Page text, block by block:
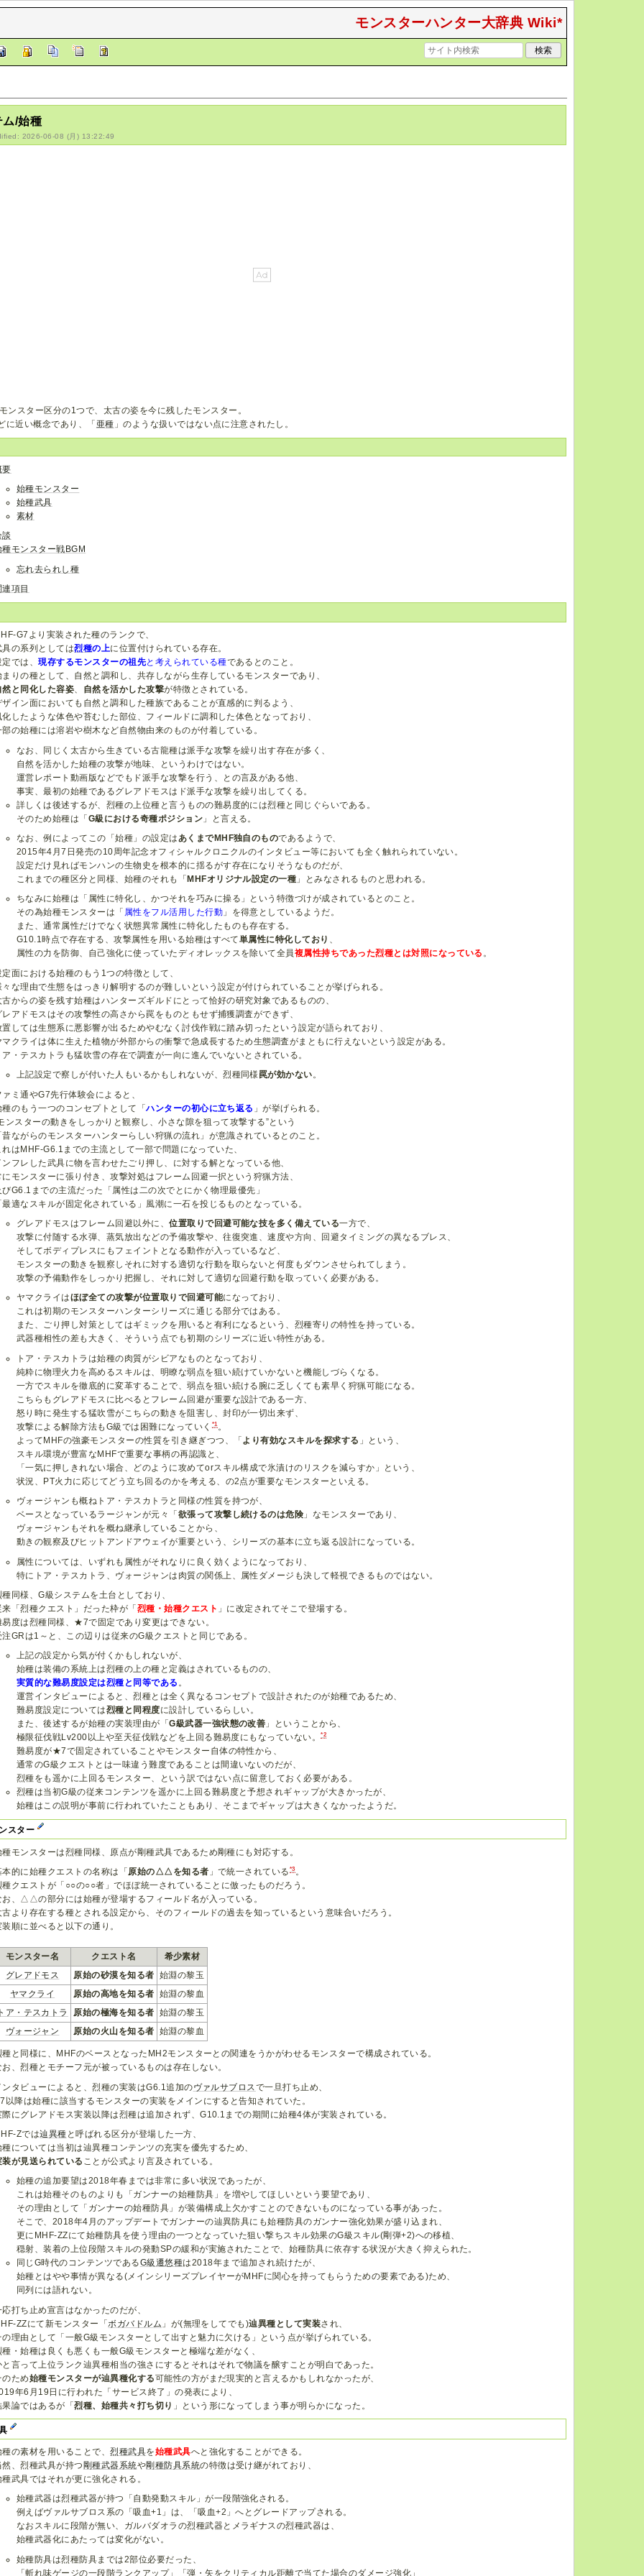
モンスターハンター大辞典 Wiki*
ム/始種
2026-06-08 (月) 13:22:49
ンスター区分の1つで、太古の姿を今に残したモンスター。
に近い概念であり、「 亜種 」のような扱いではない点に注意されたし。
要
始種モンスター
始種武具
素材
談
種モンスター戦BGM
忘れ去られし種
連項目
G7より実装された種のランクで、
具の系列としては烈種の上に位置付けられている存在。
定では、現存するモンスターの祖先と考えられている種であるとのこと。
まりの種として、自然と調和し、共存しながら生存しているモンスターであり、
然と同化した容姿、 自然を活かした攻撃が特徴とされている。
ザイン面においても自然と調和した種族であることが直感的に判るよう、
化したような体色や苔むした部位、フィールドに調和した体色となっており、
部の始種には溶岩や樹木など自然物由来のものが付着している。
なお、同じく太古から生きている古龍種は派手な攻撃を繰り出す存在が多く、
自然を活かした始種の攻撃が地味、というわけではない。
運営レポート動画版などでもド派手な攻撃を行う、との言及がある他、
事実、最初の始種であるグレアドモスはド派手な攻撃を繰り出してくる。
詳しくは後述するが、烈種の上位種と言うものの難易度的には烈種と同じぐらいである。
そのため始種は「G級における奇種ポジション 」と言える。
なお、例によってこの「始種」の設定はあくまでMHF独自のものであるようで、
2015年4月7日発売の10周年記念オフィシャルクロニクルのインタビュー等においても全く触れられていない。
設定だけ見ればモンハンの生物史を根本的に揺るがす存在になりそうなものだが、
これまでの種区分と同様、始種のそれも「 MHFオリジナル設定の一種 」とみなされるものと思われる。
ちなみに始種は「属性に特化し、かつそれを巧みに操る」という特徴づけが成されているとのこと。
その為始種モンスターは「 属性をフル活用した行動 」を得意としているようだ。
また、通常属性だけでなく状態異常属性に特化したものも存在する。
G10.1時点で存在する、攻撃属性を用いる始種はすべて単属性に特化しており 、
属性の力を防御、自己強化に使っていたディオレックスを除いて全員複属性持ちであった烈種とは対照になっている 。
定面における始種のもう1つの特徴として、
々な理由で生態をはっきり解明するのが難しいという設定が付けられていることが挙げられる。
古からの姿を残す始種はハンターズギルドにとって恰好の研究対象であるものの、
レアドモスはその攻撃性の高さから罠をものともせず捕獲調査ができず、
置しては生態系に悪影響が出るためやむなく討伐作戦に踏み切ったという設定が語られており、
マクライは体に生えた植物が外部からの衝撃で急成長するため生態調査がまともに行えないという設定がある。
ア・テスカトラも猛吹雪の存在で調査が一向に進んでいないとされている。
上記設定で察しが付いた人もいるかもしれないが、烈種同様 罠が効かない。
ァミ通やG7先行体験会によると、
種のもう一つのコンセプトとして「ハンターの初心に立ち返る 」が挙げられる。
ンスターの動きをしっかりと観察し、小さな隙を狙って攻撃する”という
昔ながらのモンスターハンターらしい狩猟の流れ」が意識されているとのこと。
れはMHF-G6.1までの主流として一部で問題になっていた、
ンフレした武具に物を言わせたごり押し、に対する解となっている他、
にモンスターに張り付き、攻撃対処はフレーム回避一択という狩猟方法、
びG6.1までの主流だった「属性は二の次でとにかく物理最優先」
最適なスキルが固定化されている」風潮に一石を投じるものとなっている。
グレアドモスはフレーム回避以外に、位置取りで回避可能な技を多く備えている一方で、
攻撃に付随する水弾、蒸気放出などの予備攻撃や、往復突進、速度や方向、回避タイミングの異なるブレス、
そしてボディプレスにもフェイントとなる動作が入っているなど、
モンスターの動きを観察しそれに対する適切な行動を取らないと何度もダウンさせられてしまう。
攻撃の予備動作をしっかり把握し、それに対して適切な回避行動を取っていく必要がある。
ヤマクライはほぼ全ての攻撃が位置取りで回避可能になっており、
これは初期のモンスターハンターシリーズに通じる部分ではある。
また、ごり押し対策としてはギミックを用いると有利になるという、烈種寄りの特性を持っている。
武器種相性の差も大きく、そういう点でも初期のシリーズに近い特性がある。
トア・テスカトラは始種の肉質がシビアなものとなっており、
純粋に物理火力を高めるスキルは、明瞭な弱点を狙い続けていかないと機能しづらくなる。
一方でスキルを徹底的に変革することで、弱点を狙い続ける腕に乏しくても素早く狩猟可能になる。
こちらもグレアドモスに比べるとフレーム回避が重要な設計である一方、
怒り時に発生する猛吹雪がこちらの動きを阻害し、封印が一切出来ず、
攻撃による解除方法もG級では困難になっていく *1 。
よってMHFの強豪モンスターの性質を引き継ぎつつ、「 より有効なスキルを探求する 」という、
スキル環境が豊富なMHFで重要な事柄の再認識と、
「一気に押しきれない場合、どのように攻めてorスキル構成で氷漬けのリスクを減らすか」という、
状況、PT火力に応じてどう立ち回るのかを考える、の2点が重要なモンスターといえる。
ヴォージャンも概ねトア・テスカトラと同様の性質を持つが、
ベースとなっているラージャンが元々「 欲張って攻撃し続けるのは危険 」なモンスターであり、
ヴォージャンもそれを概ね継承していることから、
動きの観察及びヒットアンドアウェイが重要という、シリーズの基本に立ち返る設計になっている。
属性については、いずれも属性がそれなりに良く効くようになっており、
特にトア・テスカトラ、ヴォージャンは肉質の関係上、属性ダメージも決して軽視できるものではない。
種同様、G級システムを土台としており、
来「烈種クエスト」だった枠が「 烈種・始種クエスト 」に改定されてそこで登場する。
易度は烈種同様、★7で固定であり変更はできない。
注GRは1～と、この辺りは従来のG級クエストと同じである。
上記の設定から気が付くかもしれないが、
始種は装備の系統上は烈種の上の種と定義はされているものの、
実質的な難易度設定は烈種と同等である 。
運営インタビューによると、烈種とは全く異なるコンセプトで設計されたのが始種であるため、
難易度設定については烈種と同程度に設計しているらしい。
また、後述するが始種の実装理由が「G級武器一強状態の改善 」ということから、
極限征伐戦Lv200以上や至天征伐戦などを上回る難易度にもなっていない。*2
難易度が★7で固定されていることやモンスター自体の特性から、
通常のG級クエストとは一味違う難度であることは間違いないのだが、
烈種をも遥かに上回るモンスター、という訳ではない点に留意しておく必要がある。
烈種は当初G級の従来コンテンツを遥かに上回る難易度と予想されギャップが大きかったが、
始種はこの説明が事前に行われていたこともあり、そこまでギャップは大きくなかったようだ。
スター
種モンスターは烈種同様、原点が剛種武具であるため剛種にも対応する。
本的に始種クエストの名称は「 原始の△△を知る者 」で統一されている *3。
種クエストが「○○の○○者」でほぼ統一されていることに倣ったものだろう。
お、△△の部分には始種が登場するフィールド名が入っている。
古より存在する種とされる設定から、そのフィールドの過去を知っているという意味合いだろう。
装順に並べると以下の通り。
モンスター名 クエスト名
希少素材
グレアドモス
原始の砂漠を知る者 始淵の黎玉
ヤマクライ
原始の高地を知る者 始淵の黎血
ア・テスカトラ
原始の極海を知る者 始淵の黎玉
ヴォージャン
原始の火山を知る者 始淵の黎血
種と同様に、MHFのベースとなったMH2モンスターとの関連をうかがわせるモンスターで構成されている。
お、烈種とモチーフ元が被っているものは存在しない。
ンタビューによると、烈種の実装はG6.1追加のヴァルサブロス で一旦打ち止め、
以降は始種に該当するモンスターの実装をメインにすると告知されていた。
際にグレアドモス実装以降は烈種は追加されず、G10.1までの期間に始種4体が実装されている。
Zでは辿異種 と呼ばれる区分が登場した一方、
種については当初は辿異種コンテンツの充実を優先するため、
装が見送られている ことが公式より言及されている。
始種の追加要望は2018年春までは非常に多い状況であったが、
これは始種そのものよりも「ガンナーの始種防具」を増やしてほしいという要望であり、
その理由として「ガンナーの始種防具」が装備構成上欠かすことのできないものになっている事があった。
そこで、2018年4月のアップデートでガンナーの辿異防具にも始種防具のガンナー強化効果が盛り込まれ、
更にMHF-ZZにて始種防具を使う理由の一つとなっていた狙い撃ちスキル効果のG級スキル(剛弾+2)への移植、
穏射、装着の上位段階スキルの発動SPの緩和が実施されたことで、始種防具に依存する状況が大きく抑えられた。
同じG時代のコンテンツであるG級遷悠種は2018年まで追加され続けたが、
始種とはやや事情が異なる(メインシリーズプレイヤーがMHFに関心を持ってもらうための要素である)ため、
同列には語れない。
応打ち止め宣言はなかったのだが、
ZZにて新モンスター「ボガバドルム 」が(無理をしてでも)辿異種として実装され、
の理由として「一般G級モンスターとして出すと魅力に欠ける」という点が挙げられている。
種・始種は良くも悪くも一般G級モンスターと極端な差がなく、
と言って上位ランク辿異種相当の強さにするとそれはそれで物議を醸すことが明白であった。
のため始種モンスターが辿異種化する可能性の方がまだ現実的と言えるかもしれなかったが、
年6月19日に行われた「サービス終了」の発表により、
果論ではあるが「烈種、始種共々打ち切り 」という形になってしまう事が明らかになった。
種の素材を用いることで、烈種武具を始種武具へと強化することができる。
然、烈種武具が持つ 剛種武器系統や剛種防具系統の特徴は受け継がれており、
種武具ではそれが更に強化される。
始種武器は烈種武器が持つ「自動発動スキル」が一段階強化される。
例えばヴァルサブロス系の「吸血+1」は、「吸血+2」へとグレードアップされる。
なおスキルに段階が無い、ガルバダオラの烈種武器とメラギナスの烈種武器は、
始種武器化にあたっては変化がない。
始種防具は烈種防具までは2部位必要だった、
「斬れ味ゲージの一段階ランクアップ」「弾・矢をクリティカル距離で当てた場合のダメージ強化」